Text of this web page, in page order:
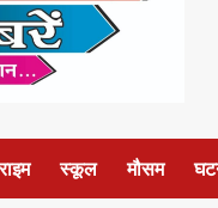
स्कूल मौसम